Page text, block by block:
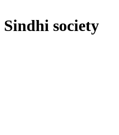
Sindhi society